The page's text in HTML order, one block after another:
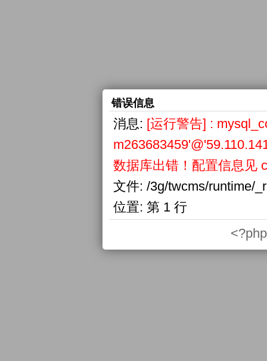
错误信息
消息: [运行警告] :
数据库出错！配置信息见
文件: /3g/twcms/runtime/
位置: 第 1 行